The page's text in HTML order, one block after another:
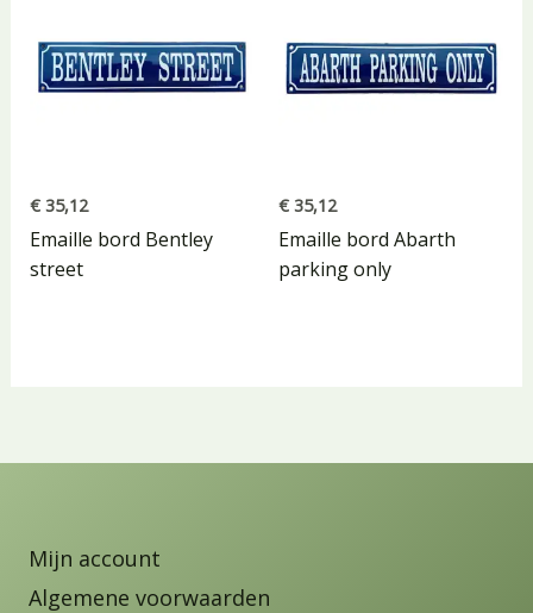
€35,12
Emaille bord Bentley
street
€ 35,12
Emaille bord Abarth
parking only
Mijn account
Algemene voorwaarden